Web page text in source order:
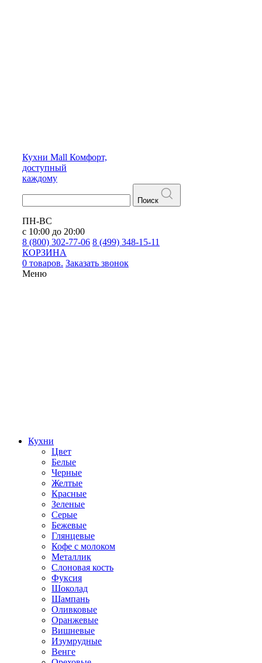
Кухни Mall Комфорт,
доступный
каждому
Поиск
ПН-ВС
с 10:00 до 20:00
8 (800) 302-77-06 8 (499) 348-15-11
КОРЗИНА
0 товаров. Заказать звонок
Меню
Кухни
Цвет
Белые
Черные
Желтые
Красные
Зеленые
Серые
Бежевые
Глянцевые
Кофе с молоком
Металлик
Слоновая кость
Фуксия
Шоколад
Шампань
Оливковые
Оранжевые
Вишневые
Изумрудные
Венге